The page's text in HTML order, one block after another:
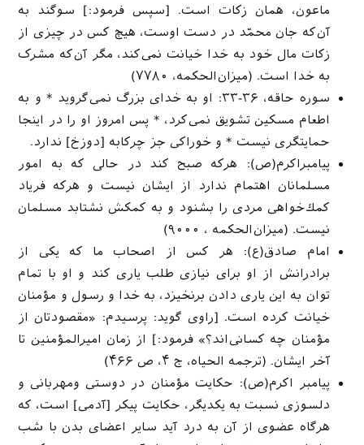
ماعون، همان زکات است. [سپس فرمود:] سوگند به
آن‌که جان محمّد در دست اوست، هیچ کس در چیزی از
زکات مال خود به خدا خیانت نمی‌کند، مگر آن‌که مشرک
به خدا است. (میزان‌الحکمه، ۷۷۸۰)
سوره حاقه، ۳۶-۳۳: او به خداى بزرگ نمى‌گروید * و به
اطعام مسكین تشویق نمى‌كرد، * پس امروز او را در اینجا
حمایتگرى نیست * و خوراكى جز چركابه [دوزخ] ندارد.
پیامبراکرم(ص): هركه صبح كند در حالی كه به امور
مسلمانان اهتمام ندارد از ایشان نیست و هركه فریاد
كمك‌خواهی مردی را بشنود و به كمكش نشتابد ‌مسلمان
نیست. (میزان‌الحکمه ، ۹۰۰۰)
امام صادق(ع): هر کس از اصحاب ما که یکی از
برادرانش از او برای نیازی طلب یاری کند و او با تمام
توان به این یاری دادن برنخیزد، به خدا و رسول و مؤمنان
خیانت کرده است. [راوی گوید: پرسیدم: «مقصودتان از
مؤمنان چه کسانی‌اند؟» فرمود:] از زمان امیرالمؤمنین تا
آخر ایشان. (ترجمه الحیاه، ج ۴، ص ۴۶۶)
پیامبر اکرم(ص): حكایت مؤمنان در دوستى ومهربانى و
دلسوزى نسبت به یكدیگر، حكایت پیكر [آدمى] است، كه
هرگاه عضوى از آن به درد آید سایر اعضاى بدن با شب